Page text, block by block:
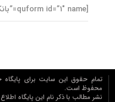
[quform id=”1″ name=”بانک روابط عمومی”]
تمام حقوق این سایت برای
محفوظ است.
نشر مطالب با ذکر نام اين پايگاه